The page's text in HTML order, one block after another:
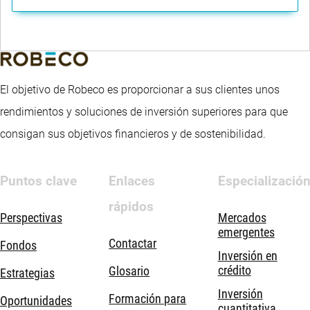
El objetivo de Robeco es proporcionar a sus clientes unos
rendimientos y soluciones de inversión superiores para que
consigan sus objetivos financieros y de sostenibilidad.
Puntos clave
Perspectivas
Fondos
Estrategias
Oportunidades
Enlaces
rápidos
Contactar
Glosario
Formación para
Especialización
Mercados
emergentes
Inversión en
crédito
Inversión